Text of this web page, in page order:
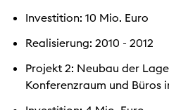
Investition: 10 Mio. Euro
Realisierung: 2010 - 2012
Projekt 2: Neubau der
Konferenzraum und Büros